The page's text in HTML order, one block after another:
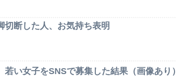
切断した人、お気持ち表明
若い女子をSNSで募集した結果（画像あり）